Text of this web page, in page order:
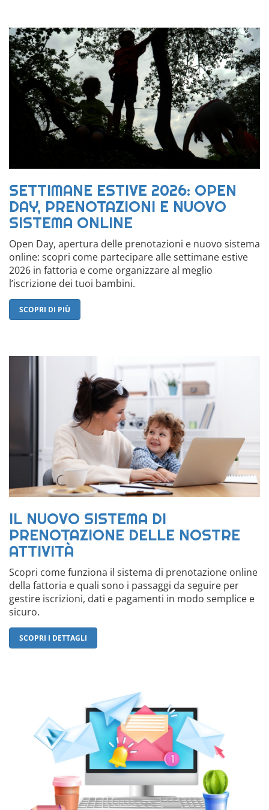
SETTIMANE ESTIVE 2026: OPEN
DAY, PRENOTAZIONI E NUOVO
SISTEMA ONLINE
Open Day, apertura delle prenotazioni e nuovo sistema
online: scopri come partecipare alle settimane estive
2026 in fattoria e come organizzare al meglio
l’iscrizione dei tuoi bambini.
SCOPRI DI PIÙ
IL NUOVO SISTEMA DI
PRENOTAZIONE DELLE NOSTRE
ATTIVITÀ
Scopri come funziona il sistema di prenotazione online
della fattoria e quali sono i passaggi da seguire per
gestire iscrizioni, dati e pagamenti in modo semplice e
sicuro.
SCOPRI I DETTAGLI